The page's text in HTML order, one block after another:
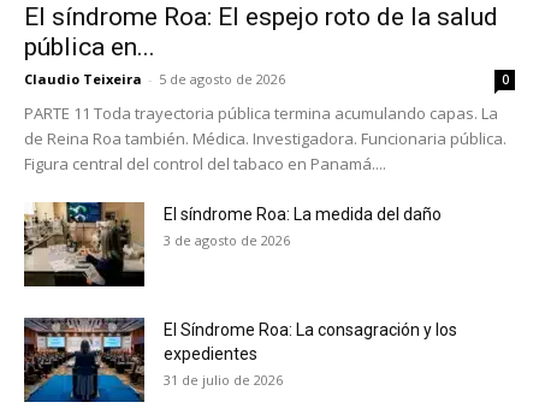
El síndrome Roa: El espejo roto de la salud
pública en...
Claudio Teixeira - 5 de agosto de 2026 0
PARTE 11 Toda trayectoria pública termina acumulando capas. La
de Reina Roa también. Médica. Investigadora. Funcionaria pública.
Figura central del control del tabaco en Panamá....
El síndrome Roa: La medida del daño
3 de agosto de 2026
El Síndrome Roa: La consagración y los
expedientes
31 de julio de 2026